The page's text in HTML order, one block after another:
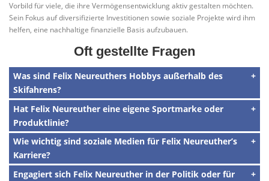
Vorbild für viele, die ihre Vermögensentwicklung aktiv gestalten möchten.
Sein Fokus auf diversifizierte Investitionen sowie soziale Projekte wird ihm
helfen, eine nachhaltige finanzielle Basis aufzubauen.
Oft gestellte Fragen
Was sind Felix Neureuthers Hobbys außerhalb des
Skifahrens?
Hat Felix Neureuther eine eigene Sportmarke oder
Produktlinie?
Wie wichtig sind soziale Medien für Felix Neureuther’s
Karriere?
Engagiert sich Felix Neureuther in der Politik oder für